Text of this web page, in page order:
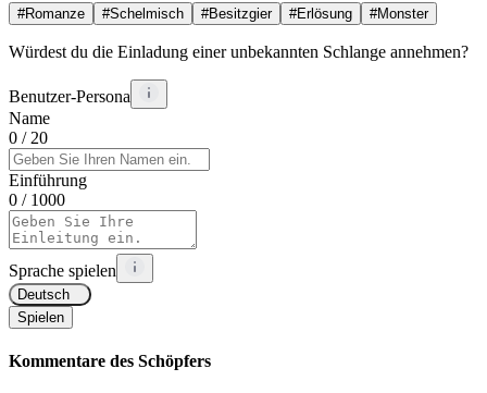
#Romanze #Schelmisch #Besitzgier #Erlösung #Monster
Würdest du die Einladung einer unbekannten Schlange annehmen?
Benutzer-Persona
Name
0 / 20
Einführung
0 / 1000
Sprache spielen
Deutsch
Spielen
Kommentare des Schöpfers